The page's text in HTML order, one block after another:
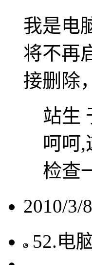
我是电
将不再
接删除
站生
呵呵
检查
2010/3/
52.电